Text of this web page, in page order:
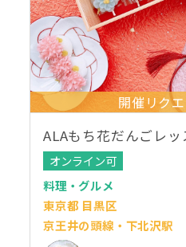
開催リク
ALAもち花だんごレッ
オンライン可
料理・グルメ
東京都 目黒区
京王井の頭線・下北沢駅